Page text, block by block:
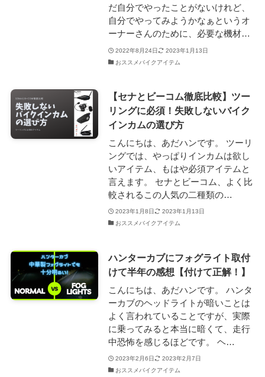
だ自分でやったことがないけれど、
自分でやってみようかなぁというオ
ーナーさんのために、必要な機材…
2022年8月24日
2023年1月13日
おススメバイクアイテム
【セナとビーコム徹底比較】ツー
リングに必須！失敗しないバイク
インカムの選び方
こんにちは、あだハンです。 ツーリ
ングでは、やっぱりインカムは欲し
いアイテム、もはや必須アイテムと
言えます。 セナとビーコム、よく比
較されるこの人気の二種類の…
2023年1月8日
2023年1月13日
おススメバイクアイテム
ハンターカブにフォグライト取付
けて半年の感想【付けて正解！】
こんにちは、あだハンです。 ハンタ
ーカブのヘッドライトが暗いことは
よく言われていることですが、実際
に乗ってみると本当に暗くて、走行
中恐怖を感じるほどです。 ヘ…
2023年2月6日
2023年2月7日
おススメバイクアイテム